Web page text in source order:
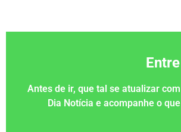
Antes de ir, que tal se atualizar
Dia Notícia e acompanhe o